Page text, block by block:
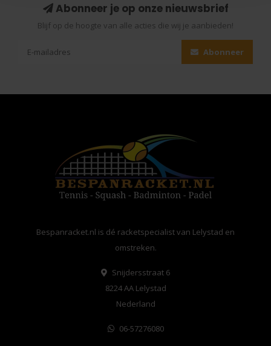
Abonneer je op onze nieuwsbrief
Blijf op de hoogte van alle acties die wij je aanbieden!
Abonneer
Bespanracket.nl is dé racketspecialist van Lelystad en
omstreken.
Snijdersstraat 6
8224 AA Lelystad
Nederland
06-57276080